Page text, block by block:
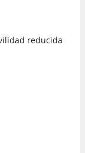
reducida